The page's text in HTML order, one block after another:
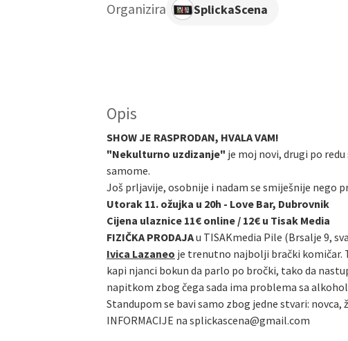
Organizira SplickaScena
Opis
SHOW JE RASPRODAN, HVALA VAM!
"Nekulturno uzdizanje" je moj novi, drugi po
samome.
Još prljavije, osobnije i nadam se smiješnije nego
Utorak 11. ožujka u 20h - Love Bar, Dubrovnik
Cijena ulaznice 11€ online / 12€ u Tisak Media
FIZIČKA PRODAJAu TISAKmedia Pile (Brsalje 9,
Ivica Lazaneo je trenutno najbolji brački komičar.
kapi njanci bokun da parlo po bročki, tako da
napitkom zbog čega sada ima problema sa
Standupom se bavi samo zbog jedne stvari: novca,
INFORMACIJE na splickascena@gmail.com